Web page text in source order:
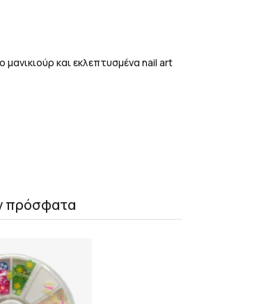
και εκλεπτυσμένα nail art
πρόσφατα